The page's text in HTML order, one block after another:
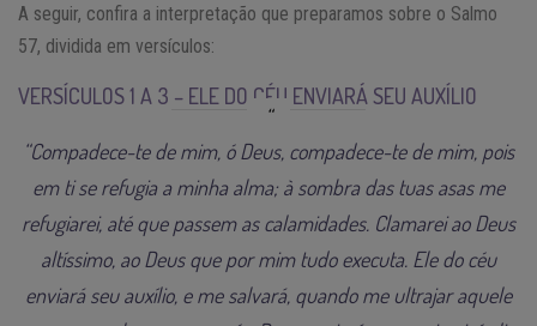
A seguir, confira a interpretação que preparamos sobre o Salmo
57, dividida em versículos:
VERSÍCULOS 1 A 3 – ELE DO CÉU ENVIARÁ SEU AUXÍLIO
“Compadece-te de mim, ó Deus, compadece-te de mim, pois
em ti se refugia a minha alma; à sombra das tuas asas me
refugiarei, até que passem as calamidades. Clamarei ao Deus
altíssimo, ao Deus que por mim tudo executa. Ele do céu
enviará seu auxílio, e me salvará, quando me ultrajar aquele